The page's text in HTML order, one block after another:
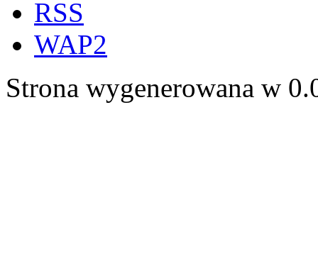
RSS
WAP2
Strona wygenerowana w